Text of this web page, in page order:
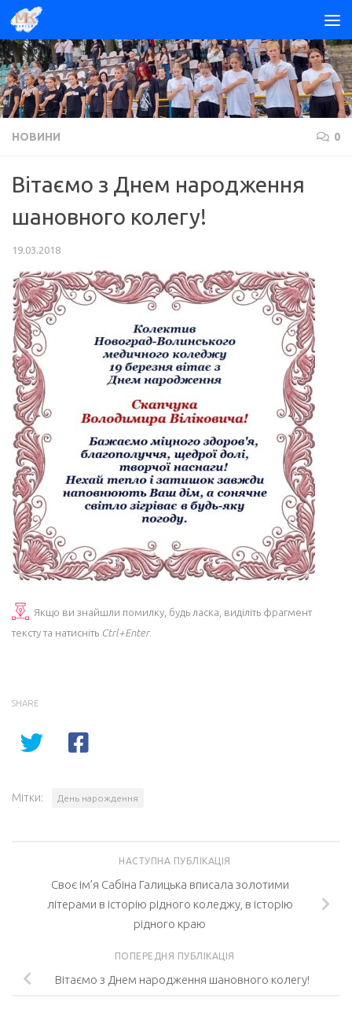
Skip to content
НОВИНИ 0
Вітаємо з Днем народження
шановного колегу!
19.03.2018
Якщо ви знайшли помилку, будь ласка, виділіть фрагмент
тексту та натисніть Ctrl+Enter.
SHARE
Мітки: День нарождення
НАСТУПНА ПУБЛІКАЦІЯ
Своє ім’я Сабіна Галицька вписала золотими
літерами в історію рідного коледжу, в історію
рідного краю
ПОПЕРЕДНЯ ПУБЛІКАЦІЯ
Вітаємо з Днем народження шановного колегу!